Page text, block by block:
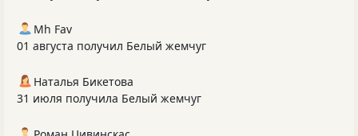
Mh Fav
01 августа получил Белый жемчуг
Наталья Бикетова
31 июля получила Белый жемчуг